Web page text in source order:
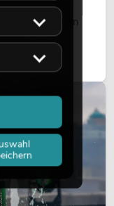
und farbige
auf Bühnen, in
kein rein
eingesetztes
gibt Szenen
emotionaler